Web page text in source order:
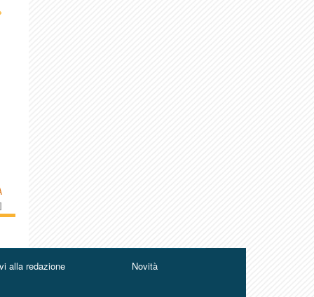
]
alla redazione Novità